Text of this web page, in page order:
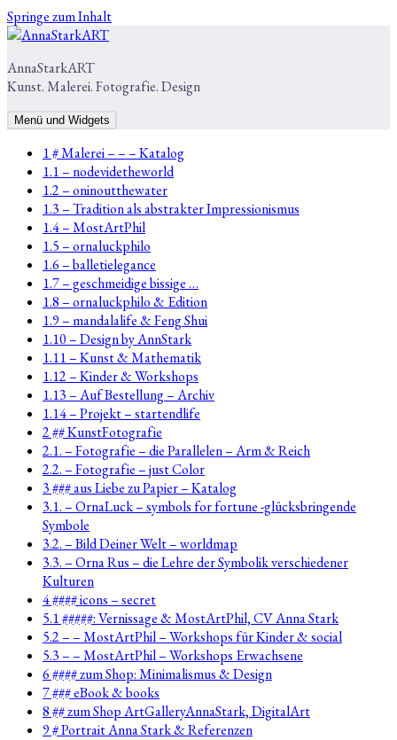
Springe zum Inhalt
AnnaStarkART
Kunst. Malerei. Fotografie. Design
Menü und Widgets
1 # Malerei – – – Katalog
1.1 – nodevidetheworld
1.2 – oninoutthewater
1.3 – Tradition als abstrakter Impressionismus
1.4 – MostArtPhil
1.5 – ornaluckphilo
1.6 – balletielegance
1.7 – geschmeidige bissige …
1.8 – ornaluckphilo & Edition
1.9 – mandalalife & Feng Shui
1.10 – Design by AnnStark
1.11 – Kunst & Mathematik
1.12 – Kinder & Workshops
1.13 – Auf Bestellung – Archiv
1.14 – Projekt – startendlife
2 ## KunstFotografie
2.1. – Fotografie – die Parallelen – Arm & Reich
2.2. – Fotografie – just Color
3 ### aus Liebe zu Papier – Katalog
3.1. – OrnaLuck – symbols for fortune -glücksbringende
Symbole
3.2. – Bild Deiner Welt – worldmap
3.3. – Orna Rus – die Lehre der Symbolik verschiedener
Kulturen
4 #### icons – secret
5.1 #####: Vernissage & MostArtPhil, CV Anna Stark
5.2 – – MostArtPhil – Workshops für Kinder & social
5.3 – – MostArtPhil – Workshops Erwachsene
6 #### zum Shop: Minimalismus & Design
7 ### eBook & books
8 ## zum Shop ArtGalleryAnnaStark, DigitalArt
9 # Portrait Anna Stark & Referenzen